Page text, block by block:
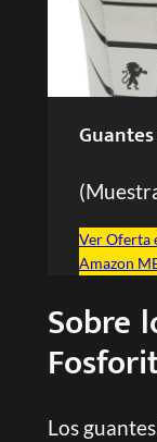
Guantes
Ver Oferta
Amazon
Sobre
Los